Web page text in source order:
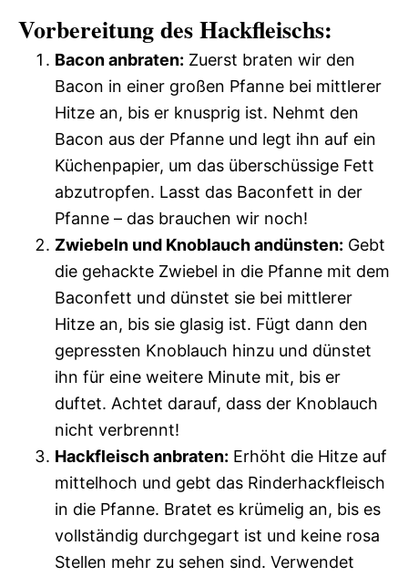
Vorbereitung des Hackfleischs:
Bacon anbraten: Zuerst braten wir den
Bacon in einer großen Pfanne bei mittlerer
Hitze an, bis er knusprig ist. Nehmt den
Bacon aus der Pfanne und legt ihn auf ein
Küchenpapier, um das überschüssige Fett
abzutropfen. Lasst das Baconfett in der
Pfanne – das brauchen wir noch!
Zwiebeln und Knoblauch andünsten: Gebt
die gehackte Zwiebel in die Pfanne mit dem
Baconfett und dünstet sie bei mittlerer
Hitze an, bis sie glasig ist. Fügt dann den
gepressten Knoblauch hinzu und dünstet
ihn für eine weitere Minute mit, bis er
duftet. Achtet darauf, dass der Knoblauch
nicht verbrennt!
Hackfleisch anbraten: Erhöht die Hitze auf
mittelhoch und gebt das Rinderhackfleisch
in die Pfanne. Bratet es krümelig an, bis es
vollständig durchgegart ist und keine rosa
Stellen mehr zu sehen sind. Verwendet